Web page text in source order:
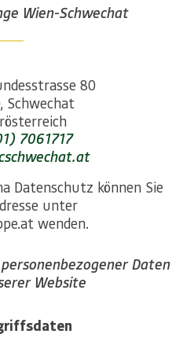
Wien-Schwechat
80
Schwechat
7061717
Datenschutz können Sie
unter
wenden.
Daten
Website